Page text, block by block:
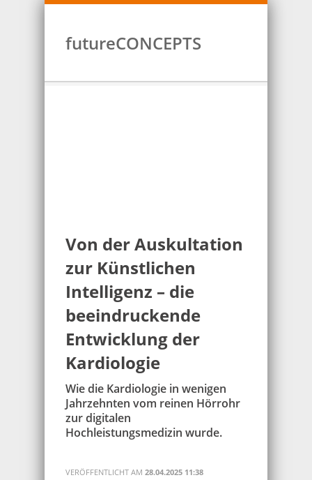
futureCONCEPTS
Von der Auskultation
zur Künstlichen
Intelligenz – die
beeindruckende
Entwicklung der
Kardiologie
Wie die Kardiologie in wenigen
Jahrzehnten vom reinen Hörrohr
zur digitalen
Hochleistungsmedizin wurde.
VERÖFFENTLICHT AM 28.04.2025 11:38